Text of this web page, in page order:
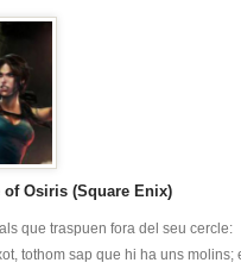
of Osiris (Square Enix)
que traspuen fora del seu cercle:
tothom sap que hi ha uns molins;